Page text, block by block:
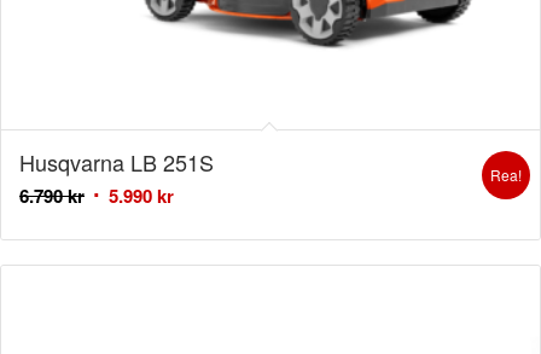
Husqvarna LB 251S
6.790kr 5.990kr
Rea!